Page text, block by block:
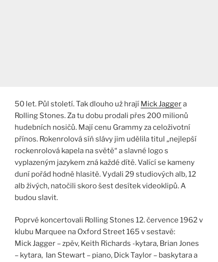
50 let. Půl století. Tak dlouho už hrají Mick Jaggera
Rolling Stones. Za tu dobu prodali přes 200 milionů
hudebních nosičů. Mají cenu Grammy za celoživotní
přínos. Rokenrolová síň slávy jim udělila titul „nejlepší
rockenrolová kapela na světě“ a slavné logo s
vyplazeným jazykem zná každé dítě. Valící se kameny
duní pořád hodně hlasitě. Vydali 29 studiových alb, 12
alb živých, natočili skoro šest desítek videoklipů. A
budou slavit.
Poprvé koncertovali Rolling Stones 12. července 1962 v
klubu Marquee na Oxford Street 165 v sestavě:
Mick Jagger – zpěv, Keith Richards -kytara, Brian Jones
– kytara, Ian Stewart – piano, Dick Taylor – baskytara a